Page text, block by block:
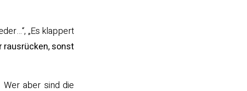
„Es klappert
rausrücken, sonst
Wer aber sind die